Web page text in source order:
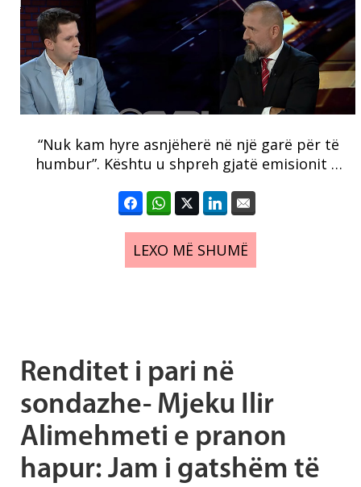
“Nuk kam hyre asnjëherë në një garë për të
humbur”. Kështu u shpreh gjatë emisionit …
LEXO MË SHUMË
Renditet i pari në
sondazhe- Mjeku Ilir
Alimehmeti e pranon
hapur: Jam i gatshëm të